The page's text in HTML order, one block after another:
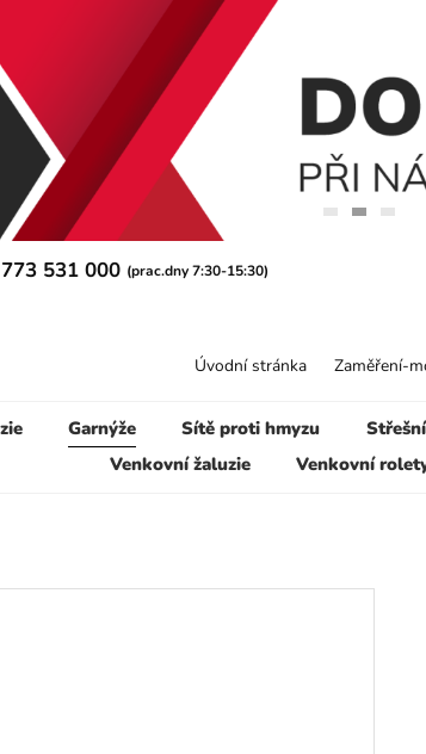
531 000 (prac.dny 7:30-15:30)
Garnýže Sítě proti hmyzu
Venkovní žaluzie
Venkovní
Úvodní stránka Zaměření-